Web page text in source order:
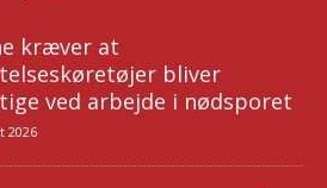
kræver at
bliver
ved arbejde i nødsporet
2026